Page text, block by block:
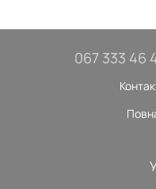
067 333 46